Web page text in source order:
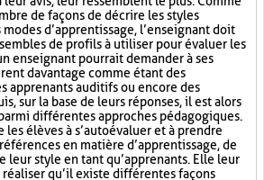
de façons de décrire les styles
d’apprentissage, l’enseignant doit
de profils à utiliser pour évaluer les
enseignant pourrait demander à ses
davantage comme étant des
apprenants auditifs ou encore des
sur la base de leurs réponses, il est alors
différentes approches pédagogiques.
élèves à s’autoévaluer et à prendre
en matière d’apprentissage, de
leur style en tant qu’apprenants. Elle leur
qu’il existe différentes façons